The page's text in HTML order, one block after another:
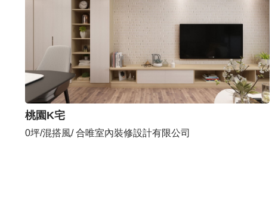
桃園K宅
0坪/混搭風/ 合唯室內裝修設計有限公司